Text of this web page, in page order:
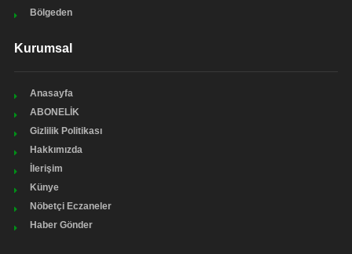
Bölgeden
Kurumsal
Anasayfa
ABONELİK
Gizlilik Politikası
Hakkımızda
İlerişim
Künye
Nöbetçi Eczaneler
Haber Gönder